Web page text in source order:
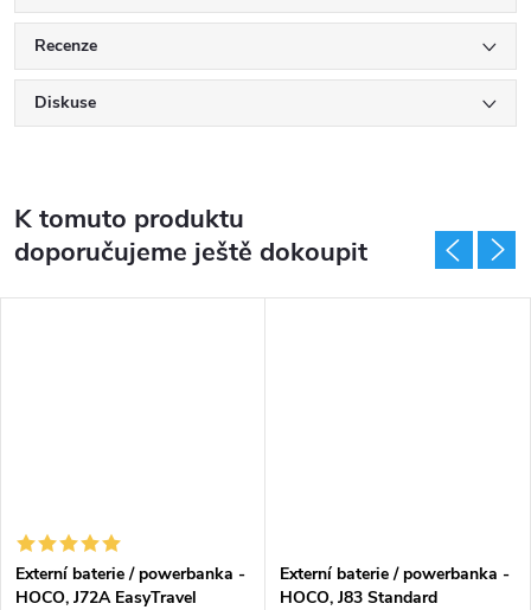
Recenze
Diskuse
K tomuto produktu
doporučujeme ještě dokoupit
Externí baterie / powerbanka -
HOCO, J72A EasyTravel
Externí baterie / powerbanka -
HOCO, J83 Standard